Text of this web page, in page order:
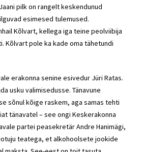
pilk on rangelt keskendunud
esimesed tulemused.
Kõlvart, kellega iga teine peolviibija
Kõlvart pole ka kade oma tähetundi
erakonna senine esivedur Jüri Ratas.
usku valimisedusse. Tänavune
sõnul kõige raskem, aga samas tehti
tänavatel – see ongi Keskerakonna
partei peasekretär Andre Hanimägi,
teatega, et alkohoolsete jookide